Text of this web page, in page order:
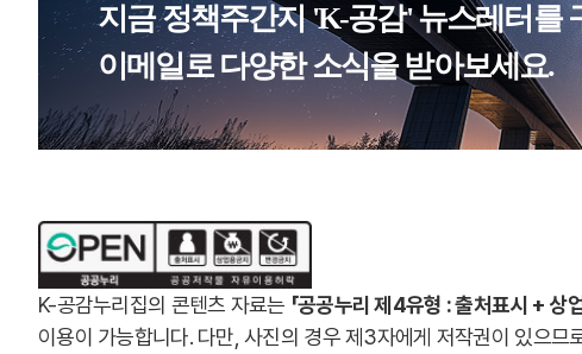
지금 정책주간지 'K-공감' 뉴스레터를
이메일로 다양한 소식을 받아보세요.
K-공감누리집의 콘텐츠 자료는 「공공누리 제4유형 : 출처표시 + 상
이용이 가능합니다. 다만, 사진의 경우 제3자에게 저작권이 있으